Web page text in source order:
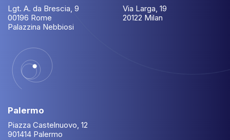
Lgt. A. da Brescia, 9
00196 Rome
Palazzina Nebbiosi
Via Larga, 19
20122 Milan
Palermo
Piazza Castelnuovo, 12
901414 Palermo